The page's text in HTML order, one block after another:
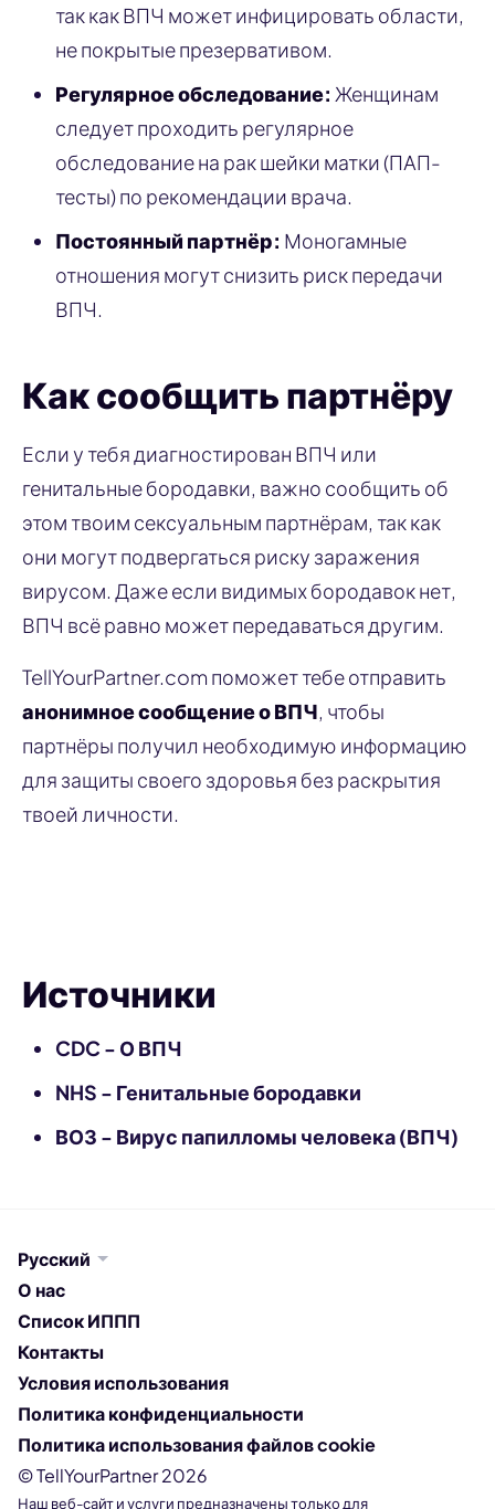
так как ВПЧ может инфицировать области,
не покрытые презервативом.
Регулярное обследование: Женщинам
следует проходить регулярное
обследование на рак шейки матки (ПАП-
тесты) по рекомендации врача.
Постоянный партнёр: Моногамные
отношения могут снизить риск передачи
ВПЧ.
Как сообщить партнёру
Если у тебя диагностирован ВПЧ или
генитальные бородавки, важно сообщить об
этом твоим сексуальным партнёрам, так как
они могут подвергаться риску заражения
вирусом. Даже если видимых бородавок нет,
ВПЧ всё равно может передаваться другим.
TellYourPartner.com поможет тебе отправить
анонимное сообщение о ВПЧ, чтобы
партнёры получил необходимую информацию
для защиты своего здоровья без раскрытия
твоей личности.
Источники
CDC - О ВПЧ
NHS - Генитальные бородавки
ВОЗ - Вирус папилломы человека (ВПЧ)
Русский
О нас
Список ИППП
Контакты
Условия использования
Политика конфиденциальности
Политика использования файлов cookie
© TellYourPartner 2026
Наш веб-сайт и услуги предназначены только для